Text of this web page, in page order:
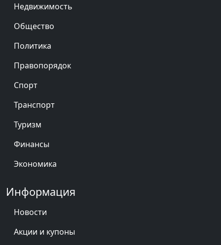
Недвижимость
Общество
Политика
Правопорядок
Спорт
Транспорт
Туризм
Финансы
Экономика
Информация
Новости
Акции и купоны